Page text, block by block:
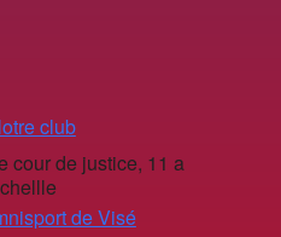
club
cour de justice, 11 a
de Visé